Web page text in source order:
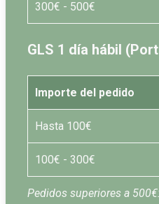
300€ - 500€
GLS 1 día hábil
Importe del pedido
Hasta 100€
100€ - 300€
Pedidos superiores a